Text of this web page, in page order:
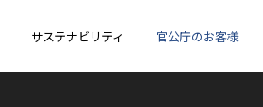
サステナビリティ 官公庁のお客様